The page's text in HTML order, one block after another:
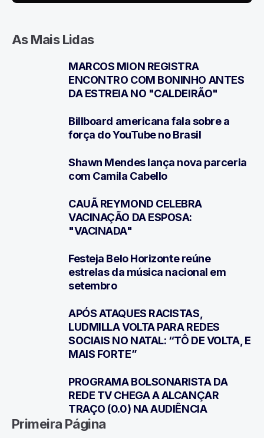
As Mais Lidas
MARCOS MION REGISTRA
ENCONTRO COM BONINHO ANTES
DA ESTREIA NO "CALDEIRÃO"
Billboard americana fala sobre a
força do YouTube no Brasil
Shawn Mendes lança nova parceria
com Camila Cabello
CAUÃ REYMOND CELEBRA
VACINAÇÃO DA ESPOSA:
"VACINADA"
Festeja Belo Horizonte reúne
estrelas da música nacional em
setembro
APÓS ATAQUES RACISTAS,
LUDMILLA VOLTA PARA REDES
SOCIAIS NO NATAL: “TÔ DE VOLTA, E
MAIS FORTE”
PROGRAMA BOLSONARISTA DA
REDE TV CHEGA A ALCANÇAR
TRAÇO (0.0) NA AUDIÊNCIA
Primeira Página